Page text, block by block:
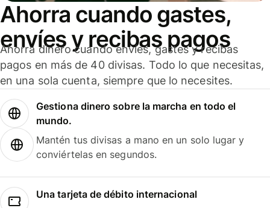
Ahorra cuando gastes,
envíes y recibas pagos
Ahorra dinero cuando envíes, gastes y recibas
pagos en más de 40 divisas. Todo lo que necesitas,
en una sola cuenta, siempre que lo necesites.
Gestiona dinero sobre la marcha en todo el
mundo.
Mantén tus divisas a mano en un solo lugar y
conviértelas en segundos.
Una tarjeta de débito internacional